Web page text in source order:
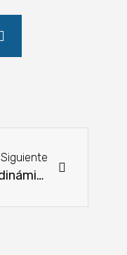
Siguiente
Agrodinámica 2024: La fiesta del agro llega con una nueva edición